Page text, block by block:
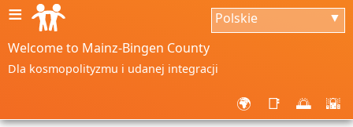
≡ Polskie ▼
Welcome to Mainz-Bingen County
Dla kosmopolityzmu i udanej integracji
🌍 📑 🌅 🌇